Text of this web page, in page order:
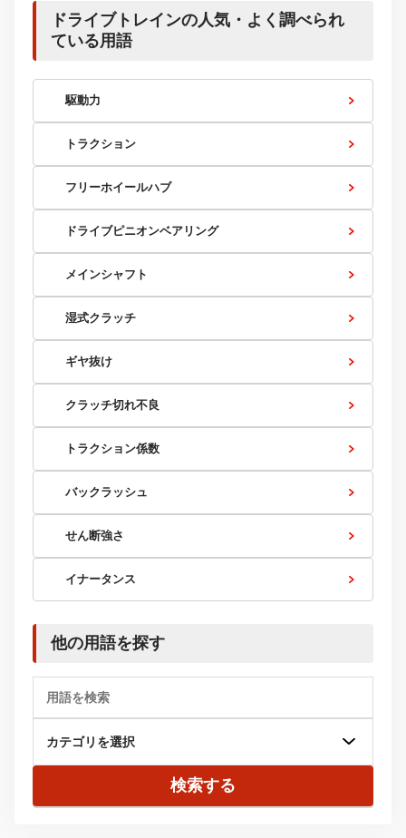
ドライブトレインの人気・よく調べられ
ている用語
駆動力
トラクション
フリーホイールハブ
ドライブピニオンベアリング
メインシャフト
湿式クラッチ
ギヤ抜け
クラッチ切れ不良
トラクション係数
バックラッシュ
せん断強さ
イナータンス
他の用語を探す
検索する